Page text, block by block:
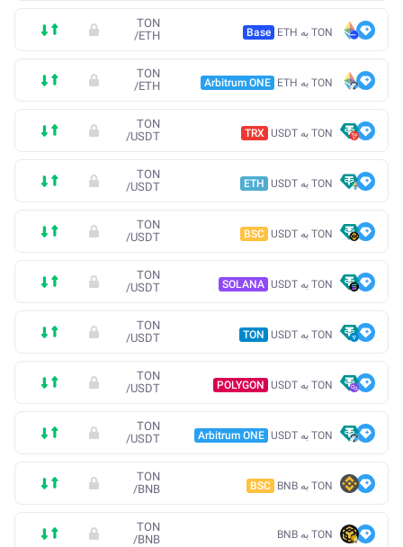
TON به ETH Base
TON
/ETH
TON به ETH Arbitrum ONE
TON
/ETH
TON به USDT TRX
TON
/USDT
TON به USDT ETH
TON
/USDT
TON به USDT BSC
TON
/USDT
TON به USDT SOLANA
TON
/USDT
TON به USDT TON
TON
/USDT
TON به USDT POLYGON
TON
/USDT
TON به USDT Arbitrum ONE
TON
/USDT
TON به BNB BSC
TON
/BNB
TON به BNB
TON
/BNB